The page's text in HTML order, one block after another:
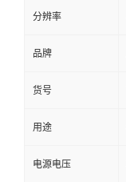
分辨率
品牌
货号
用途
电源电压